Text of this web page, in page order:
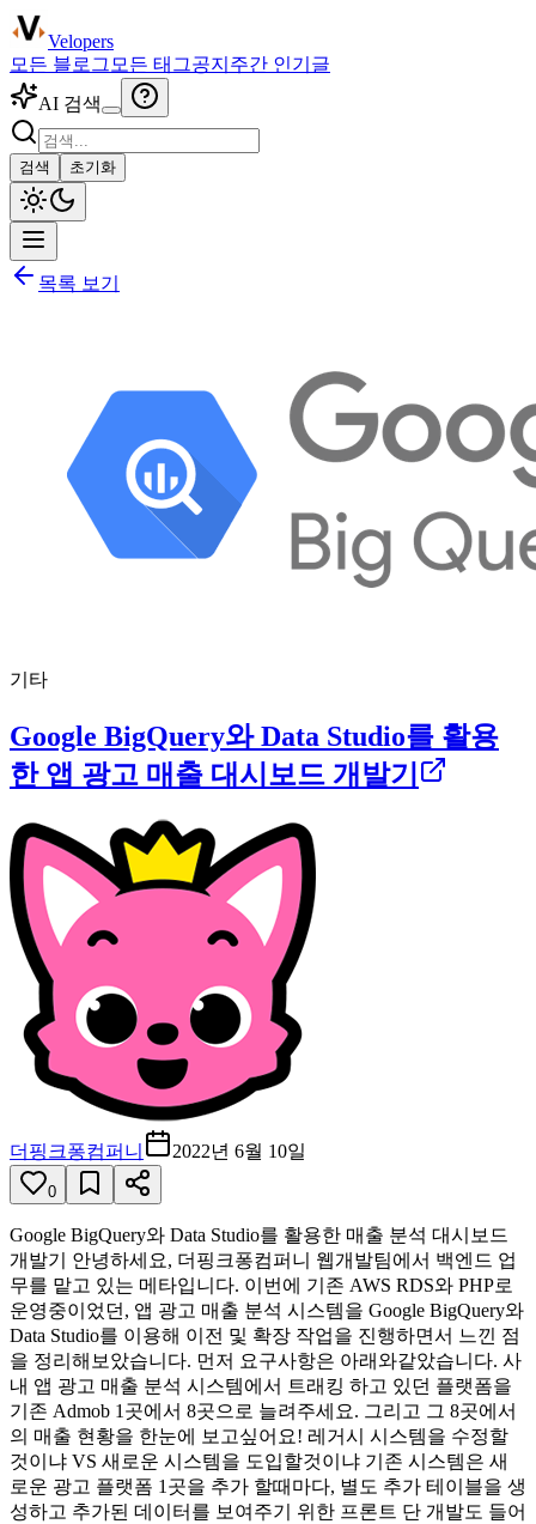
Velopers
모든 블로그 모든 태그공지 주간 인기글
AI 검색
검색 초기화
목록 보기
기타
Google BigQuery와 Data Studio를 활용
한 앱 광고 매출 대시보드 개발기
더핑크퐁컴퍼니 2022년 6월 10일
0
Google BigQuery와 Data Studio를 활용한 매출 분석 대시보드
개발기 안녕하세요, 더핑크퐁컴퍼니 웹개발팀에서 백엔드 업
무를 맡고 있는 메타입니다. 이번에 기존 AWS RDS와 PHP로
운영중이었던, 앱 광고 매출 분석 시스템을 Google BigQuery와
Data Studio를 이용해 이전 및 확장 작업을 진행하면서 느낀 점
을 정리해보았습니다. 먼저 요구사항은 아래와같았습니다. 사
내 앱 광고 매출 분석 시스템에서 트래킹 하고 있던 플랫폼을
기존 Admob 1곳에서 8곳으로 늘려주세요. 그리고 그 8곳에서
의 매출 현황을 한눈에 보고싶어요! 레거시 시스템을 수정할
것이냐 VS 새로운 시스템을 도입할것이냐 기존 시스템은 새
로운 광고 플랫폼 1곳을 추가 할때마다, 별도 추가 테이블을 생
성하고 추가된 데이터를 보여주기 위한 프론트 단 개발도 들어